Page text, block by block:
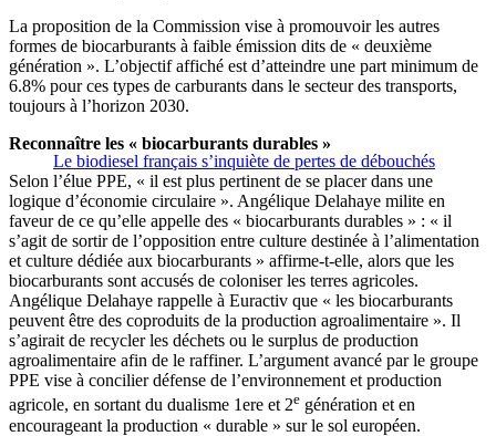
La proposition de la Commission vise à promouvoir les autres
formes de biocarburants à faible émission dits de « deuxième
génération ». L’objectif affiché est d’atteindre une part minimum de
6.8% pour ces types de carburants dans le secteur des transports,
toujours à l’horizon 2030.
Le biodiesel français s’inquiète de pertes de débouchés
Reconnaître les « biocarburants durables »
Selon l’élue PPE, « il est plus pertinent de se placer dans une
logique d’économie circulaire ». Angélique Delahaye milite en
faveur de ce qu’elle appelle des « biocarburants durables » : « il
s’agit de sortir de l’opposition entre culture destinée à l’alimentation
et culture dédiée aux biocarburants » affirme-t-elle, alors que les
biocarburants sont accusés de coloniser les terres agricoles.
Angélique Delahaye rappelle à Euractiv que « les biocarburants
peuvent être des coproduits de la production agroalimentaire ». Il
s’agirait de recycler les déchets ou le surplus de production
agroalimentaire afin de le raffiner. L’argument avancé par le groupe
PPE vise à concilier défense de l’environnement et production
agricole, en sortant du dualisme 1ere et 2e génération et en
encourageant la production « durable » sur le sol européen.